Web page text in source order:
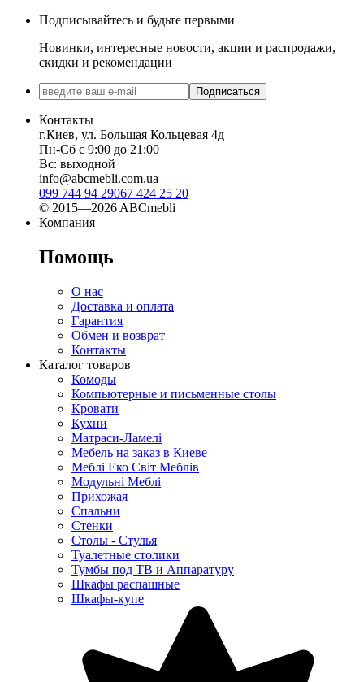
Подписывайтесь и будьте первыми
Новинки, интересные новости, акции и распродажи,
скидки и рекомендации
Подписаться
Контакты
г.Киев, ул. Большая Кольцевая 4д
Пн-Сб с 9:00 до 21:00
Вс: выходной
info@abcmebli.com.ua
099 744 94 29067 424 25 20
© 2015—2026 ABCmebli
Компания
Помощь
О нас
Доставка и оплата
Гарантия
Обмен и возврат
Контакты
Каталог товаров
Комоды
Компьютерные и письменные столы
Кровати
Кухни
Матраси-Ламелі
Мебель на заказ в Киеве
Меблі Еко Світ Меблів
Модульні Меблі
Прихожая
Спальни
Стенки
Столы - Стулья
Туалетные столики
Тумбы под ТВ и Аппаратуру
Шкафы распашные
Шкафы-купе